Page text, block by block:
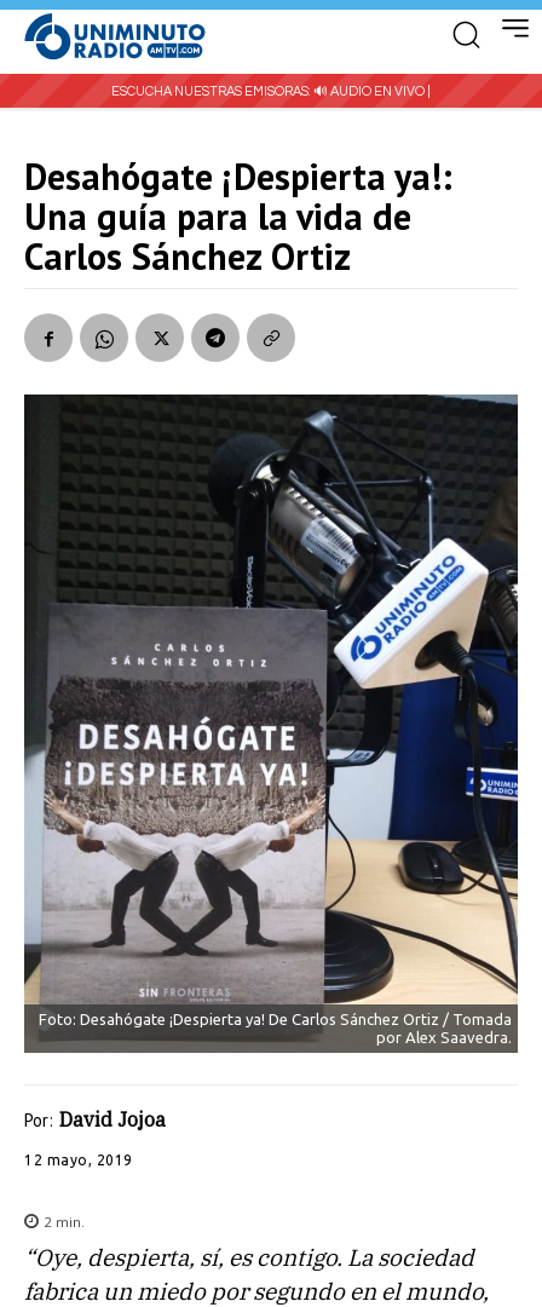
ESCUCHA NUESTRAS EMISORAS: 🔊 AUDIO EN VIVO |
Desahógate ¡Despierta ya!:
Una guía para la vida de
Carlos Sánchez Ortiz
Foto: Desahógate ¡Despierta ya! De Carlos Sánchez Ortiz / Tomada
por Alex Saavedra.
Por: David Jojoa
12 mayo, 2019
2 min.
“Oye, despierta, sí, es contigo. La sociedad
fabrica un miedo por segundo en el mundo,